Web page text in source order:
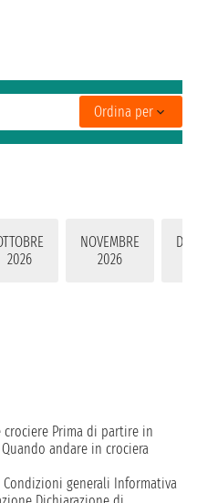
2026
NOVEMBRE
2026
Ordina per
crociere Prima di partire in
Quando andare in crociera
Condizioni generali Informativa